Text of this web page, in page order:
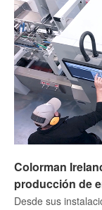
Colorman
producción de
Desde sus